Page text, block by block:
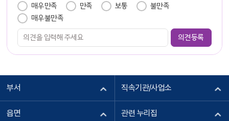
매우만족 만족 보통
불만족
매우불만족
부서 직속기관/사업소
읍면 관련 누리집